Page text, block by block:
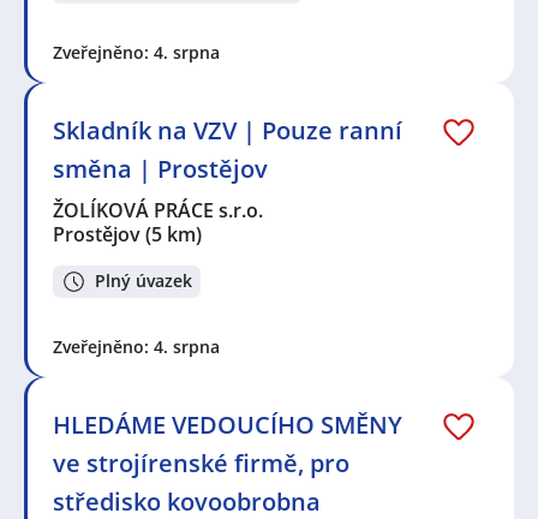
Zveřejněno: 4. srpna
Skladník na VZV | Pouze ranní
směna | Prostějov
ŽOLÍKOVÁ PRÁCE s.r.o.
Prostějov(5 km)
Plný úvazek
Zveřejněno: 4. srpna
HLEDÁME VEDOUCÍHO SMĚNY
ve strojírenské firmě, pro
středisko kovoobrobna